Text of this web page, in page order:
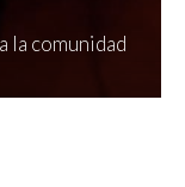
la comunidad